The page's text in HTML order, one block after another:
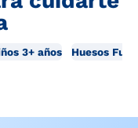
3+ años Huesos